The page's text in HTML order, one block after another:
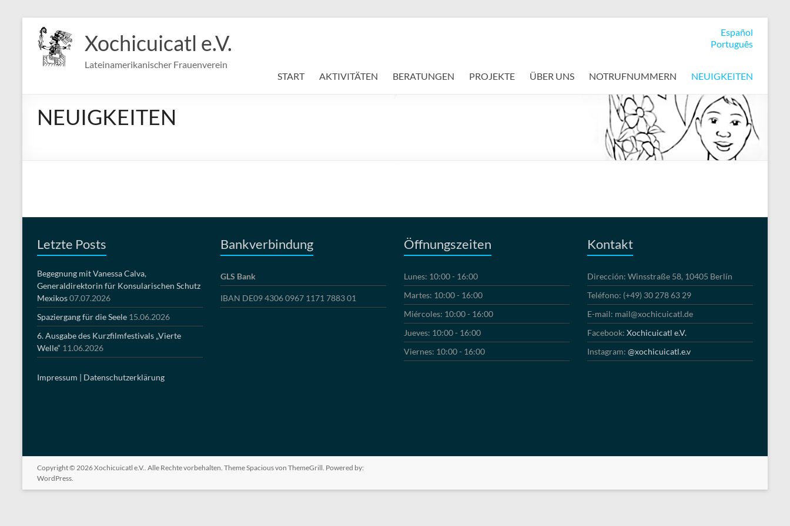
Inhalt
springen
Xochicuicatl e.V.
Lateinamerikanischer Frauenverein
Español
Português
START AKTIVITÄTEN BERATUNGEN PROJEKTE ÜBER UNS NOTRUFNUMMERN NEUIGKEITEN
NEUIGKEITEN
Letzte Posts
Begegnung mit Vanessa Calva,
Generaldirektorin für Konsularischen Schutz
Mexikos07.07.2026
Spaziergang für die Seele 15.06.2026
6. Ausgabe des Kurzfilmfestivals „Vierte
Welle“ 11.06.2026
Impressum | Datenschutzerklärung
Bankverbindung
GLS Bank
IBAN DE09 4306 0967 1171 7883 01
Öffnungszeiten
Lunes: 10:00 - 16:00
Martes: 10:00 - 16:00
Miércoles: 10:00 - 16:00
Jueves: 10:00 - 16:00
Viernes: 10:00 - 16:00
Kontakt
Dirección: Winsstraße 58, 10405 Berlín
Teléfono: (+49) 30 278 63 29
E-mail: mail@xochicuicatl.de
Facebook: Xochicuicatl e.V.
Instagram: @xochicuicatl.e.v
Copyright © 2026Xochicuicatl e.V.. Alle Rechte vorbehalten. ThemeSpaciousvon ThemeGrill. Powered by:
WordPress.